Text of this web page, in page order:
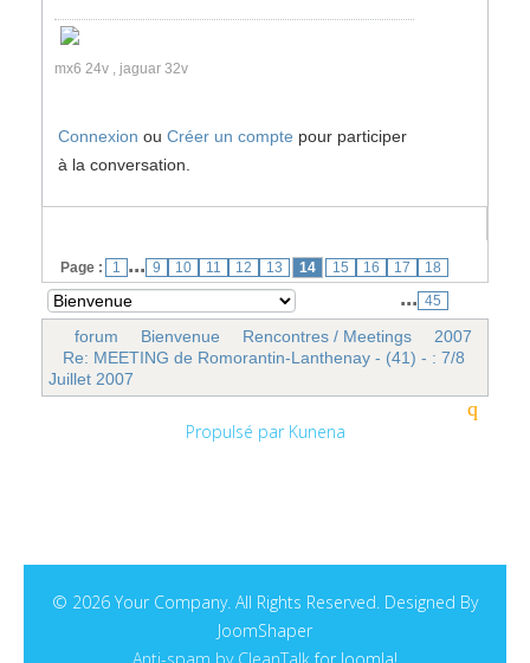
mx6 24v , jaguar 32v
Connexion ou Créer un compte pour participer
à la conversation.
Page : 1 ... 9 10 11 12 13 14 15 16 17 18
... 45
forum Bienvenue Rencontres / Meetings
2007
Re: MEETING de Romorantin-Lanthenay - (41) - : 7/8
Juillet 2007
Propulsé par Kunena
© 2026 Your Company. All Rights Reserved. Designed By
JoomShaper